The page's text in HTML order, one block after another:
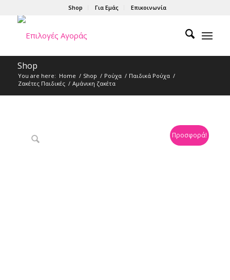
Shop Για Εμάς Επικοινωνία
Shop
You are here: Home / Shop / Ρούχα / Παιδικά Ρούχα /
Ζακέτες Παιδικές / Αμάνικη ζακέτα
Προσφορά!